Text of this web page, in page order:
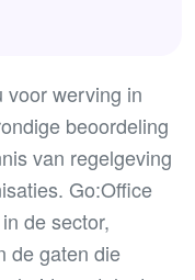
voor werving in
beoordeling
van regelgeving
Go:Office
de sector,
de gaten die